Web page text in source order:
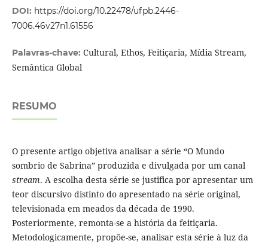
DOI: https://doi.org/10.22478/ufpb.2446-
7006.46v27n1.61556
Palavras-chave: Cultural, Ethos, Feitiçaria, Mídia Stream,
Semântica Global
RESUMO
O presente artigo objetiva analisar a série “O Mundo
sombrio de Sabrina” produzida e divulgada por um canal
stream. A escolha desta série se justifica por apresentar um
teor discursivo distinto do apresentado na série original,
televisionada em meados da década de 1990.
Posteriormente, remonta-se a história da feitiçaria.
Metodologicamente, propõe-se, analisar esta série à luz da